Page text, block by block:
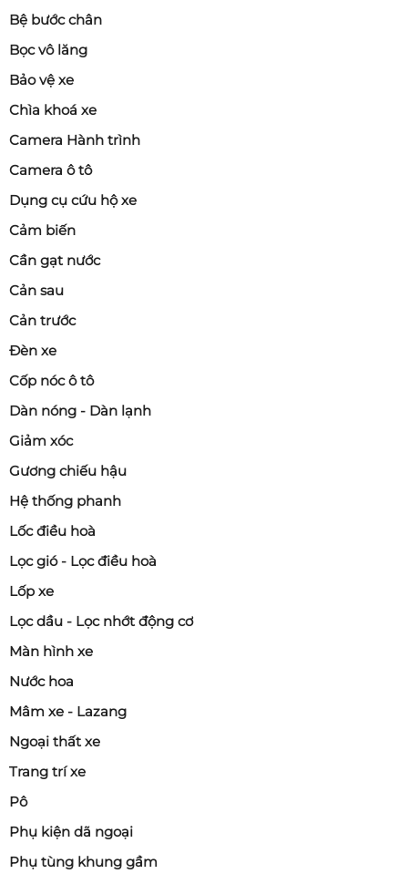
Bệ bước chân
Bọc vô lăng
Bảo vệ xe
Chìa khoá xe
Camera Hành trình
Camera ô tô
Dụng cụ cứu hộ xe
Cảm biến
Cần gạt nước
Cản sau
Cản trước
Đèn xe
Cốp nóc ô tô
Dàn nóng - Dàn lạnh
Giảm xóc
Gương chiếu hậu
Hệ thống phanh
Lốc điều hoà
Lọc gió - Lọc điều hoà
Lốp xe
Lọc dầu - Lọc nhớt động cơ
Màn hình xe
Nước hoa
Mâm xe - Lazang
Ngoại thất xe
Trang trí xe
Pô
Phụ kiện dã ngoại
Phụ tùng khung gầm